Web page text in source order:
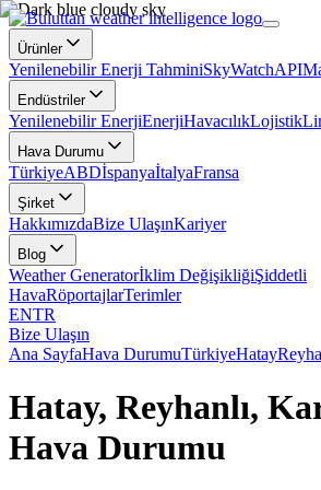
Ürünler
Yenilenebilir Enerji TahminiSkyWatchAPI
Endüstriler
Yenilenebilir EnerjiEnerjiHavacılıkLojistik
Hava Durumu
TürkiyeABDİspanyaİtalyaFransa
Şirket
HakkımızdaBize UlaşınKariyer
Blog
Weather Generatorİklim DeğişikliğiŞiddetli
HavaRöportajlarTerimler
ENTR
Bize Ulaşın
Ana SayfaHava DurumuTürkiyeHatay
Hatay, Reyhanlı,
Hava Durumu